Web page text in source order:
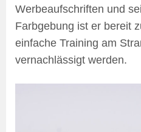
Werbeaufschriften und
Farbgebung ist er bereit
einfache Training am
vernachlässigt werden.